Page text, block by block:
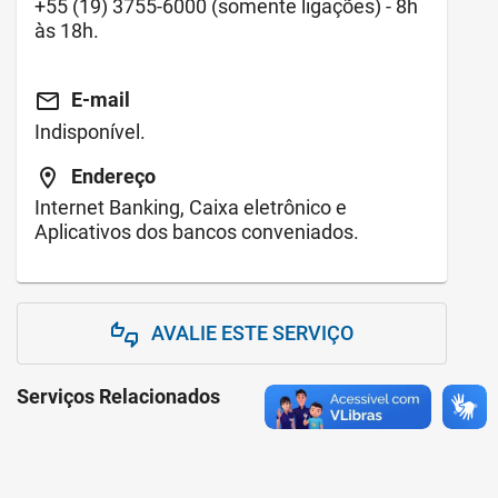
thumbs_up_downAVALIE ESTE SERVIÇO
+55 (19) 3755-6000 (somente ligações) - 8h
às 18h.
email E-mail
Indisponível.
location_on
Endereço
Internet Banking, Caixa eletrônico e
Aplicativos dos bancos conveniados.
Serviços Relacionados